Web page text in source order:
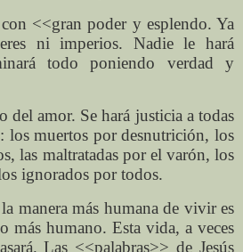
<<gran poder y esplendo. Ya
ni imperios. Nadie le hará
todo poniendo verdad y
del amor. Se hará justicia a todas
los muertos por desnutrición, los
las maltratadas por el varón, los
ignorados por todos.
manera más humana de vivir es
más humano. Esta vida, a veces
Las <<palabras>> de Jesús